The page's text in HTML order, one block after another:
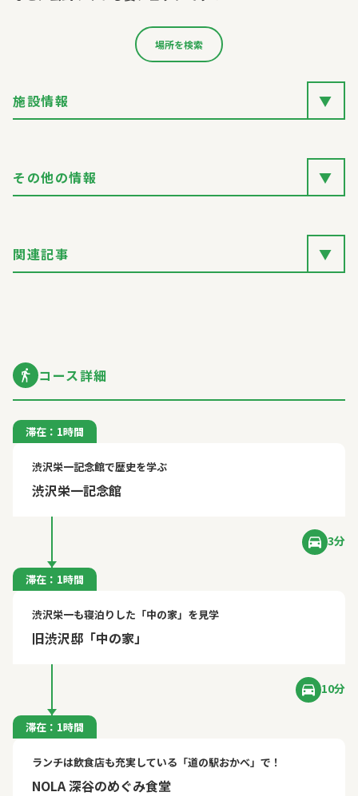
場所を検索
施設情報 ▼
その他の情報 ▼
関連記事 ▼
コース詳細
滞在：1時間
渋沢栄一記念館で歴史を学ぶ
渋沢栄一記念館
3分
滞在：1時間
渋沢栄一も寝泊りした「中の家」を見学
旧渋沢邸「中の家」
10分
滞在：1時間
ランチは飲食店も充実している「道の駅おかべ」で！
NOLA 深谷のめぐみ食堂